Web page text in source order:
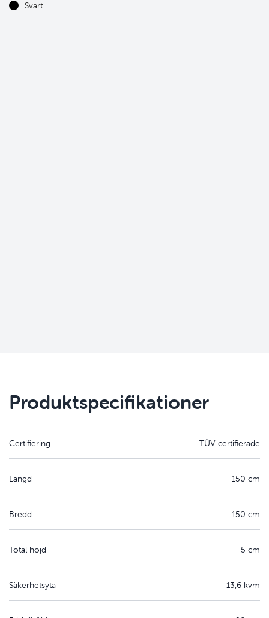
Svart
Produktspecifikationer
Certifiering TÜV certifierade
Längd 150 cm
Bredd 150 cm
Total höjd 5 cm
Säkerhetsyta 13,6 kvm